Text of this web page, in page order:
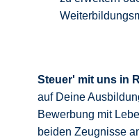
Steuer' mit uns in
auf Deine
Bewerbung mit
beiden Zeugnisse